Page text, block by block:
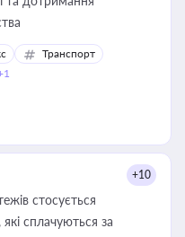
Транспорт
+10
стосується
сплачуються за